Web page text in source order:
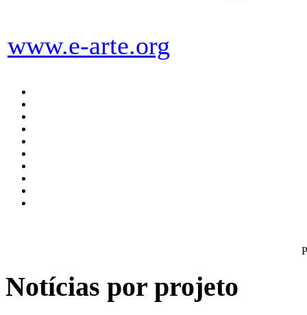
www.e-arte.org
Notícias por projeto